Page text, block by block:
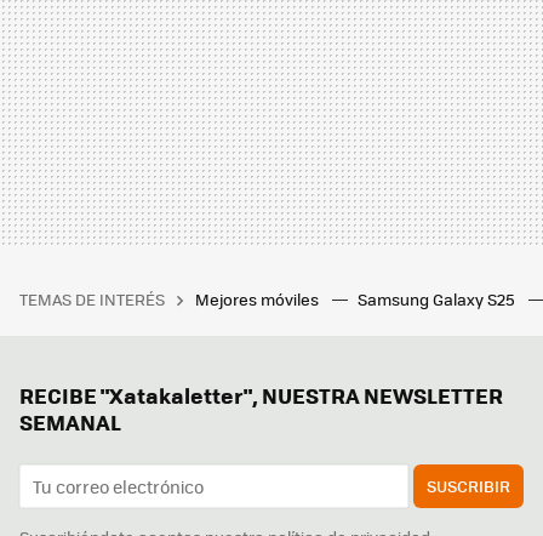
TEMAS DE INTERÉS Mejores móviles Samsung Galaxy S25
RECIBE "Xatakaletter", NUESTRA NEWSLETTER
SEMANAL
SUSCRIBIR